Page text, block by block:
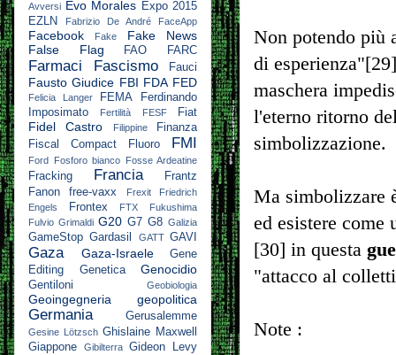
Non potendo più
di
maschera
l'eterno ritorno
simbolizzazione.
Ma simbolizzare
ed esistere
[30] in questa
"attacco al
Note :
Avversi Evo Morales Expo 2015
EZLN
Fabrizio De André FaceApp
Facebook Fake
Fake News
False Flag
FAO FARC
Farmaci Fascismo Fauci
Fausto Giudice FBI FDA FED
Felicia Langer FEMA
Ferdinando
Imposimato
Fertilità FESF Fiat
Fidel Castro Filippine
Finanza
Fiscal Compact
Fluoro FMI
Ford Fosforo bianco Fosse Ardeatine
Fracking Francia
Frantz
Fanon
free-vaxx Frexit
Friedrich
Engels
Frontex FTX
Fukushima
Fulvio Grimaldi G20 G7 G8 Galizia
GameStop Gardasil GATT GAVI
Gaza Gaza-Israele
Gene
Editing
Genetica Genocidio
Gentiloni Geobiologia
Geoingegneria geopolitica
Germania Gerusalemme
Gesine Lötzsch Ghislaine Maxwell
Giappone
Gibilterra Gideon Levy